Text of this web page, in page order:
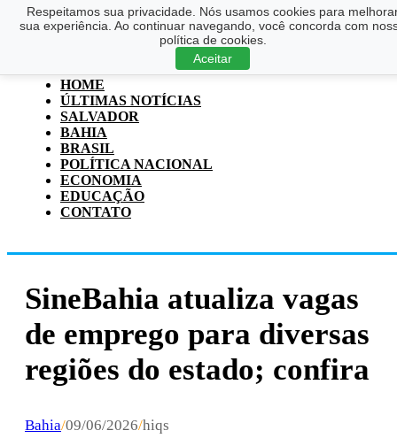
Respeitamos sua privacidade. Nós usamos cookies para
sua experiência. Ao continuar navegando, você concorda com
política de cookies.
Aceitar
Saltar para o conteúdo principal Ir para o footer
HOME
ÚLTIMAS NOTÍCIAS
SALVADOR
BAHIA
BRASIL
POLÍTICA NACIONAL
ECONOMIA
EDUCAÇÃO
CONTATO
SineBahia atualiza vagas
de emprego para diversas
regiões do estado; confira
Bahia/09/06/2026/hiqs